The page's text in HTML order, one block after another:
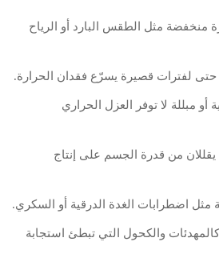
منخفضة مثل الطقس البارد أو الرياح
حتى لفترات قصيرة يسرّع فقدان الحرارة.
أو مبللة لا توفر العزل الحراري
يقللان من قدرة الجسم على إنتاج
مثل اضطرابات الغدة الدرقية أو السكري.
والكحول التي تبطئ استجابة